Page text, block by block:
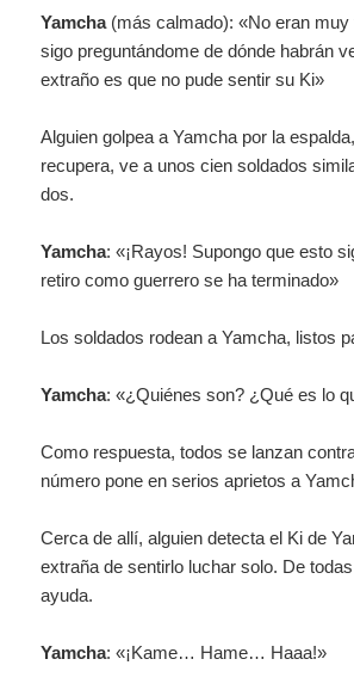
Yamcha(más calmado): «No eran
sigo preguntándome de dónde habrán
extraño es que no pude sentir su Ki»
Alguien golpea a Yamcha por la
recupera, ve a unos cien soldados
dos.
Yamcha: «¡Rayos! Supongo que esto
retiro como guerrero se ha terminado»
Los soldados rodean a Yamcha, listos
Yamcha: «¿Quiénes son? ¿Qué es lo
Como respuesta, todos se lanzan
número pone en serios aprietos a
Cerca de allí, alguien detecta el Ki de
extraña de sentirlo luchar solo. De
ayuda.
Yamcha: «¡Kame… Hame… Haaa!»